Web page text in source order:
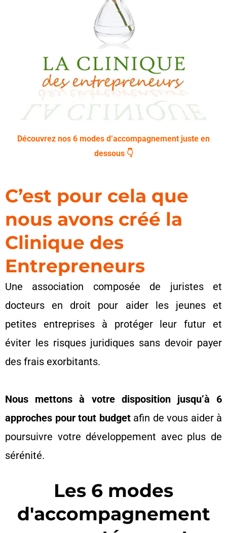
Découvrez nos 6 modes d’accompagnement juste en
dessous 👇
C’est pour cela que
nous avons créé la
Clinique des
Entrepreneurs
Une association composée de juristes et
docteurs en droit pour aider les jeunes et
petites entreprises à protéger leur futur et
éviter les risques juridiques sans devoir payer
des frais exorbitants.
Nous mettons à votre disposition jusqu’à 6
approches pour tout budget afin de vous aider à
poursuivre votre développement avec plus de
sérénité.
Les 6 modes
d'accompagnement